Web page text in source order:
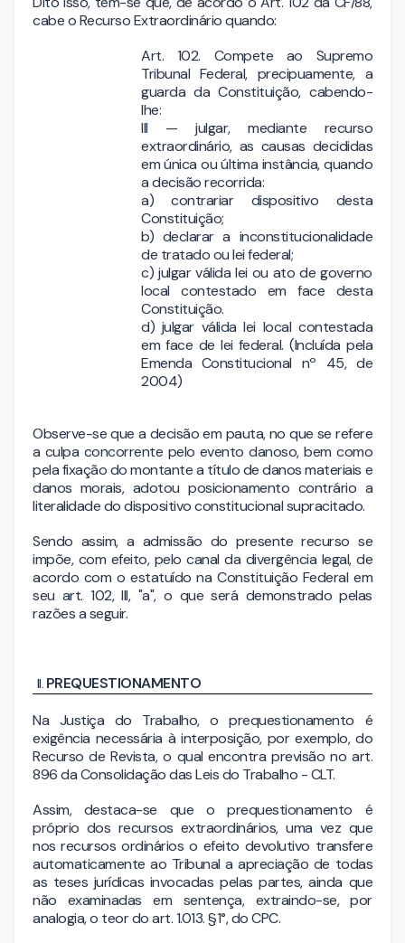
cabe o Recurso Extraordinário quando:
Art. 102. Compete ao Supremo
Tribunal Federal, precipuamente, a
guarda da Constituição, cabendo-
lhe:
III — julgar, mediante recurso
extraordinário, as causas decididas
em única ou última instância, quando
a decisão recorrida:
a) contrariar dispositivo desta
Constituição;
b) declarar a inconstitucionalidade
de tratado ou lei federal;
c) julgar válida lei ou ato de governo
local contestado em face desta
Constituição.
d) julgar válida lei local contestada
em face de lei federal. (Incluída pela
Emenda Constitucional nº 45, de
2004)
Observe-se que a decisão em pauta, no que se refere
a culpa concorrente pelo evento danoso, bem como
pela fixação do montante a título de danos materiais e
danos morais, adotou posicionamento contrário a
literalidade do dispositivo constitucional supracitado.
Sendo assim, a admissão do presente recurso se
impõe, com efeito, pelo canal da divergência legal, de
acordo com o estatuído na Constituição Federal em
seu art. 102, III, "a", o que será demonstrado pelas
razões a seguir.
PREQUESTIONAMENTO
Na Justiça do Trabalho, o prequestionamento é
exigência necessária à interposição, por exemplo, do
Recurso de Revista, o qual encontra previsão no art.
896 da Consolidação das Leis do Trabalho - CLT.
Assim, destaca-se que o prequestionamento é
próprio dos recursos extraordinários, uma vez que
nos recursos ordinários o efeito devolutivo transfere
automaticamente ao Tribunal a apreciação de todas
as teses jurídicas invocadas pelas partes, ainda que
não examinadas em sentença, extraindo-se, por
analogia, o teor do art. 1.013. §1°, do CPC.